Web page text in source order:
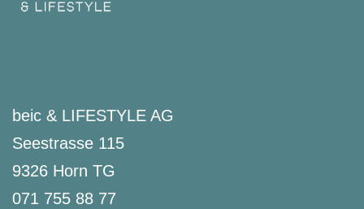
beic & LIFESTYLE AG
Seestrasse 115
9326 Horn TG
071 755 88 77